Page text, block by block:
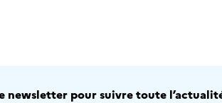
newsletter pour suivre toute